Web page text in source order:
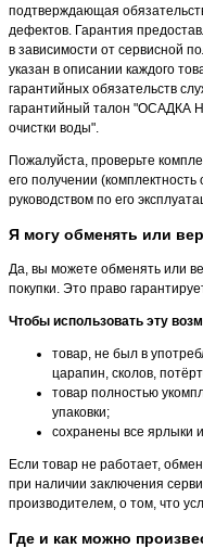
подтверждающая
дефектов. Гарантия
в зависимости от сервисной
указан в описании каждого
гарантийных обязательств
гарантийный талон "ОСАДКА
очистки воды".
Пожалуйста, проверьте
его получении
руководством по его
Я могу обменять или
Да, вы можете обменять или
покупки. Это право
Чтобы использовать эту
товар, не был в
царапин, сколов,
товар полностью
упаковки;
сохранены все ярлыки
Если товар не работает,
при наличии заключения
производителем, о том, что
Где и как можно